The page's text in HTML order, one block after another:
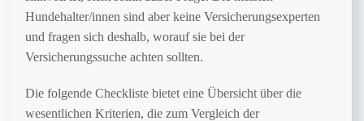
Hundehalter/innen sind aber keine Versicherungsexperten
und fragen sich deshalb, worauf sie bei der
Versicherungssuche achten sollten.
Die folgende Checkliste bietet eine Übersicht über die
wesentlichen Kriterien, die zum Vergleich der